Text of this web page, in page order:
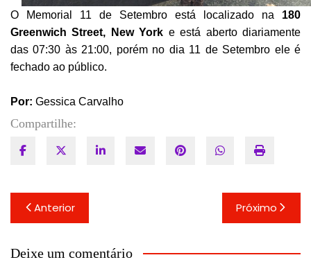
O Memorial 11 de Setembro está localizado na 180
Greenwich Street, New York e está aberto diariamente
das 07:30 às 21:00, porém no dia 11 de Setembro ele é
fechado ao público.
Por: Gessica Carvalho
Compartilhe:
Navegação
de
Post
Anterior Próximo
Deixe um comentário